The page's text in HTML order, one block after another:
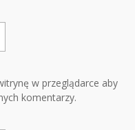
w przeglądarce aby
komentarzy.